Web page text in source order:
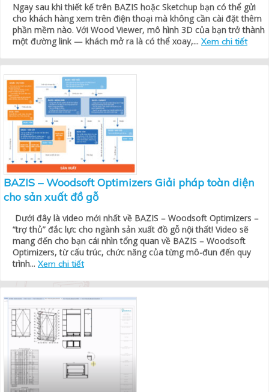
Ngay sau khi thiết kế trên BAZIS hoặc Sketchup bạn có thể gửi
cho khách hàng xem trên điện thoại mà không cần cài đặt thêm
phần mềm nào. Với Wood Viewer, mô hình 3D của bạn trở thành
một đường link — khách mở ra là có thể xoay,... Xem chi tiết
BAZIS – Woodsoft Optimizers Giải pháp toàn diện
cho sản xuất đồ gỗ
Dưới đây là video mới nhất về BAZIS – Woodsoft Optimizers –
“trợ thủ” đắc lực cho ngành sản xuất đồ gỗ nội thất! Video sẽ
mang đến cho bạn cái nhìn tổng quan về BAZIS – Woodsoft
Optimizers, từ cấu trúc, chức năng của từng mô-đun đến quy
trình... Xem chi tiết